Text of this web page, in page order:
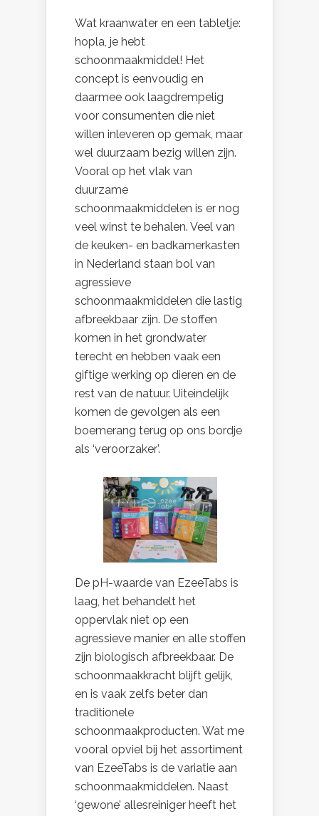
Wat kraanwater en een tabletje:
hopla, je hebt
schoonmaakmiddel! Het
concept is eenvoudig en
daarmee ook laagdrempelig
voor consumenten die niet
willen inleveren op gemak, maar
wel duurzaam bezig willen zijn.
Vooral op het vlak van
duurzame
schoonmaakmiddelen is er nog
veel winst te behalen. Veel van
de keuken- en badkamerkasten
in Nederland staan bol van
agressieve
schoonmaakmiddelen die lastig
afbreekbaar zijn. De stoffen
komen in het grondwater
terecht en hebben vaak een
giftige werking op dieren en de
rest van de natuur. Uiteindelijk
komen de gevolgen als een
boemerang terug op ons bordje
als ‘veroorzaker’.
De pH-waarde van EzeeTabs is
laag, het behandelt het
oppervlak niet op een
agressieve manier en alle stoffen
zijn biologisch afbreekbaar. De
schoonmaakkracht blijft gelijk,
en is vaak zelfs beter dan
traditionele
schoonmaakproducten. Wat me
vooral opviel bij het assortiment
van EzeeTabs is de variatie aan
schoonmaakmiddelen. Naast
‘gewone’ allesreiniger heeft het